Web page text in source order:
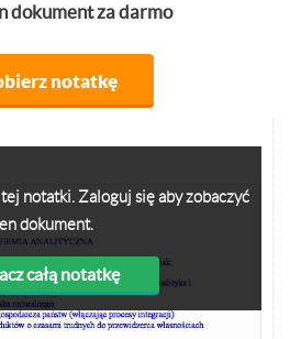
dokument za darmo
notatkę
notatki. Zaloguj się aby zobaczyć
dokument.
całą notatkę